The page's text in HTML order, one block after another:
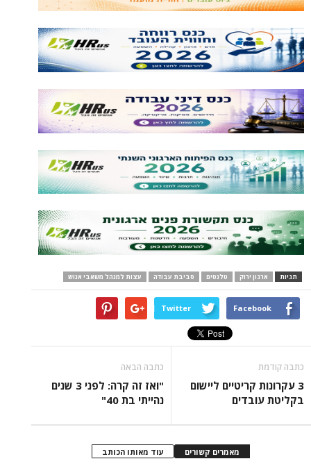
תגיות ארגון ירוק טלנטים סביבת עבודה עצות למנהל משאבי אנוש
Facebook
Twitter
כתבה קודמת
3 עקרונות קריטיים ליישום
בקליטת עובדים
כתבה הבאה
"ואז זה קרה: לפני 3 שנים
נהייתי בת 40"
מאמרים קשורים עוד מאותו הכותב